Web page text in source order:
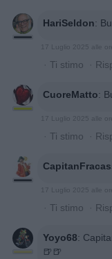
HariSeldon:
17 Luglio 2025 alle
· Ti stimo ·
CuoreMatto:
17 Luglio 2025 alle
· Ti stimo ·
17 Luglio 2025 alle
· Ti stimo ·
Yoyo68:
🍺🍺